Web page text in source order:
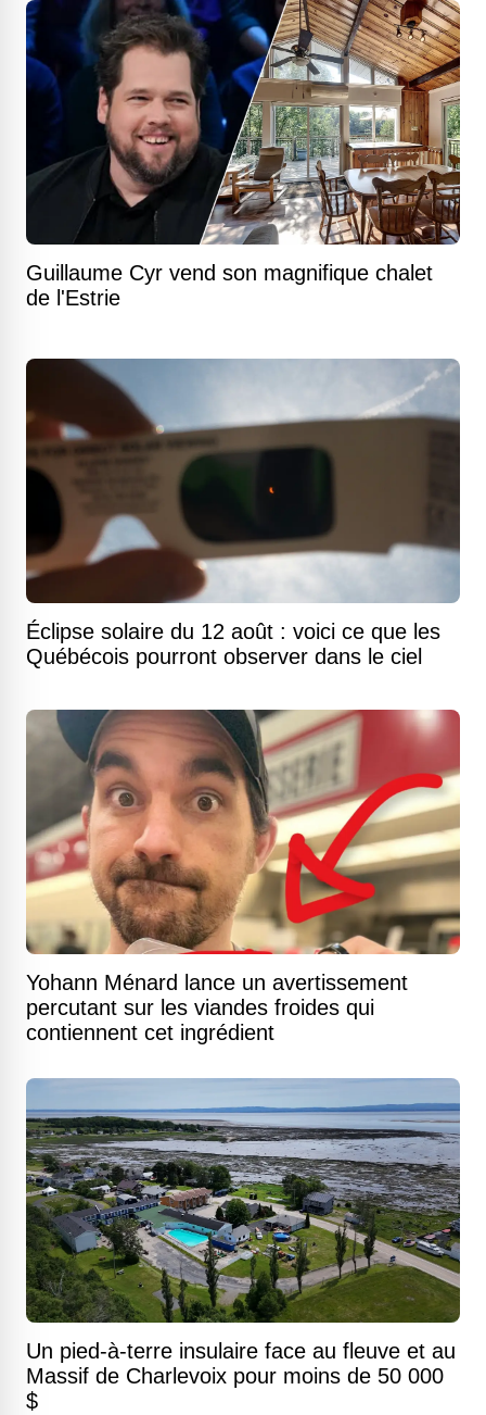
Guillaume Cyr vend son magnifique chalet
de l'Estrie
Éclipse solaire du 12 août : voici ce que les
Québécois pourront observer dans le ciel
Yohann Ménard lance un avertissement
percutant sur les viandes froides qui
contiennent cet ingrédient
Un pied-à-terre insulaire face au fleuve et au
Massif de Charlevoix pour moins de 50 000
$